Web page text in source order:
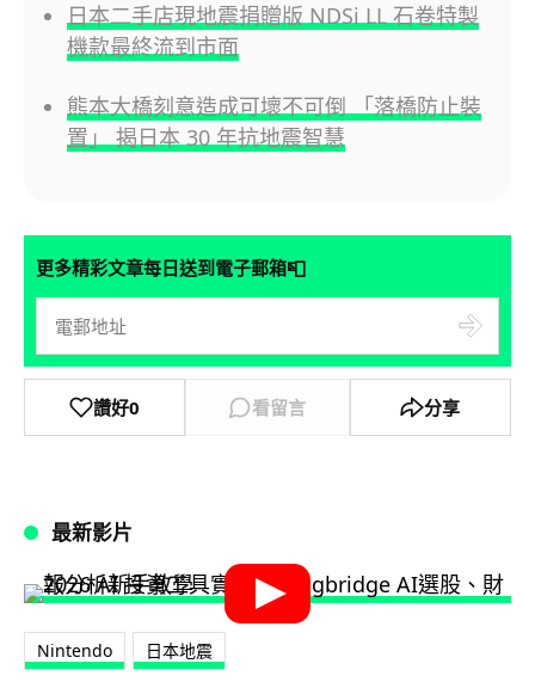
日本二手店現地震捐贈版 NDSi LL 石卷特製
機款最終流到市面
熊本大橋刻意造成可壞不可倒 「落橋防止裝
置」 揭日本 30 年抗地震智慧
更多精彩文章每日送到電子郵箱📮
讚好0 看留言 分享
最新影片
Nintendo 日本地震